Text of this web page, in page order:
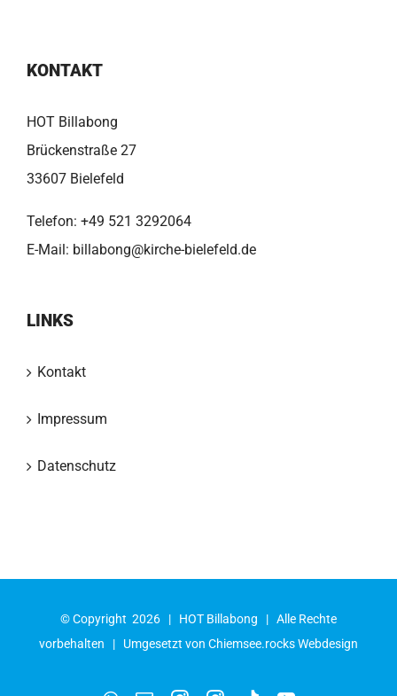
KONTAKT
HOT Billabong
Brückenstraße 27
33607 Bielefeld
Telefon: +49 521 3292064
E-Mail: billabong@kirche-bielefeld.de
LINKS
Kontakt
Impressum
Datenschutz
© Copyright 2026 | HOT Billabong | Alle Rechte
vorbehalten | Umgesetzt von Chiemsee.rocks Webdesign